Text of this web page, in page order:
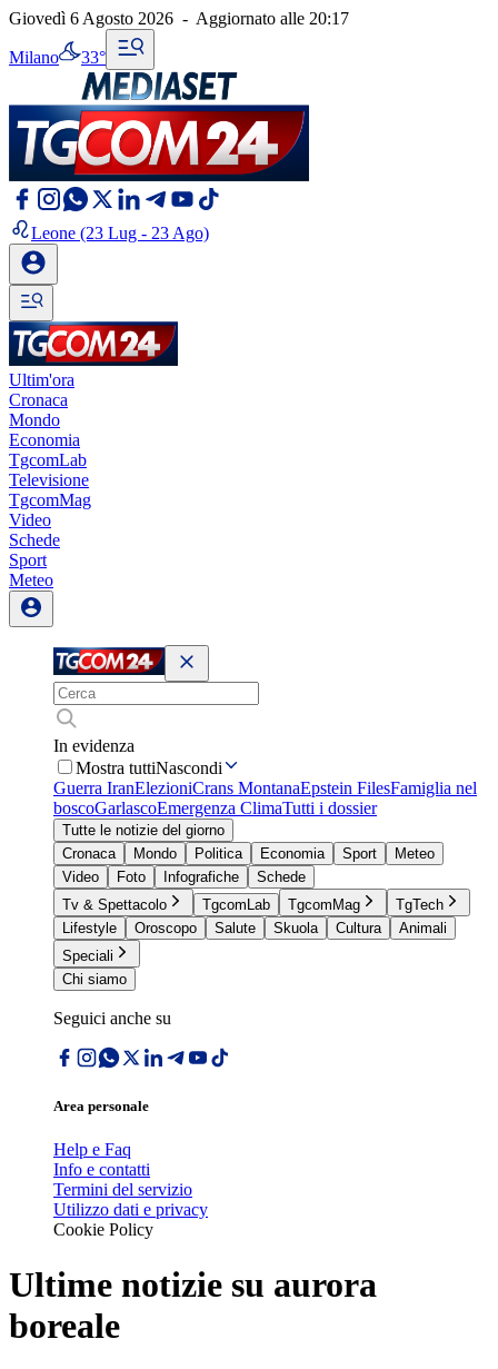
Giovedì 6 Agosto 2026 - Aggiornato alle 20:17
Milano 33°
Leone (23 Lug - 23 Ago)
Ultim'ora
Cronaca
Mondo
Economia
TgcomLab
Televisione
TgcomMag
Video
Schede
Sport
Meteo
In evidenza
Mostra tuttiNascondi
Guerra IranElezioniCrans MontanaEpstein FilesFamiglia nel
boscoGarlascoEmergenza ClimaTutti i dossier
Tutte le notizie del giorno
Cronaca
Mondo Politica Economia Sport
Meteo
Video
Foto Infografiche
Schede
Tv & Spettacolo
TgcomLab TgcomMag
TgTech
Lifestyle
Oroscopo Salute Skuola Cultura
Animali
Speciali
Chi siamo
Seguici anche su
Area personale
Help e Faq
Info e contatti
Termini del servizio
Utilizzo dati e privacy
Cookie Policy
Ultime notizie su aurora
boreale